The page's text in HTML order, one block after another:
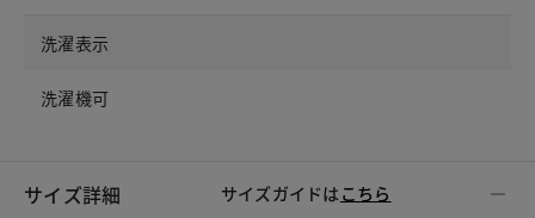
洗濯表示
洗濯機可
サイズ詳細 サイズガイドは こちら